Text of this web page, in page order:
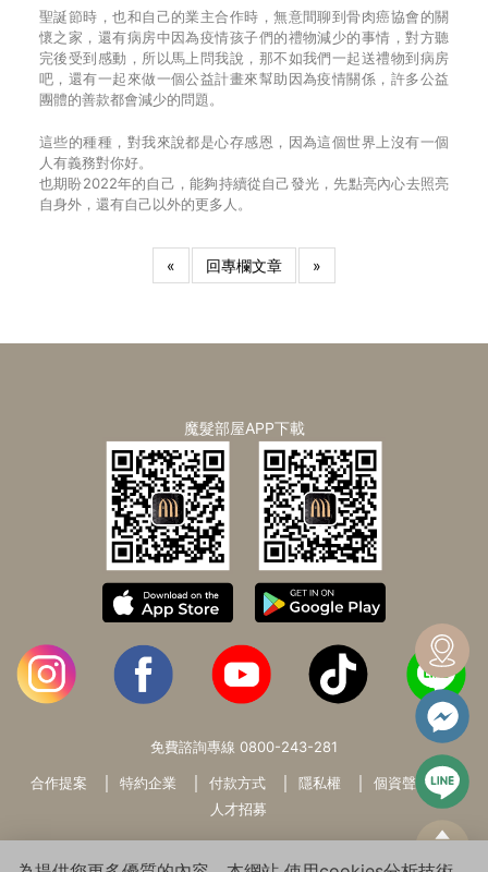
聖誕節時，也和自己的業主合作時，無意間聊到骨肉癌協會的關
懷之家，還有病房中因為疫情孩子們的禮物減少的事情，對方聽
完後受到感動，所以馬上問我說，那不如我們一起送禮物到病房
吧，還有一起來做一個公益計畫來幫助因為疫情關係，許多公益
團體的善款都會減少的問題。
這些的種種，對我來說都是心存感恩，因為這個世界上沒有一個
人有義務對你好。
也期盼2022年的自己，能夠持續從自己發光，先點亮內心去照亮
自身外，還有自己以外的更多人。
« 回專欄文章 »
魔髮部屋APP下載
免費諮詢專線 0800-243-281
合作提案 特約企業 付款方式 隱私權
個資聲明
人才招募